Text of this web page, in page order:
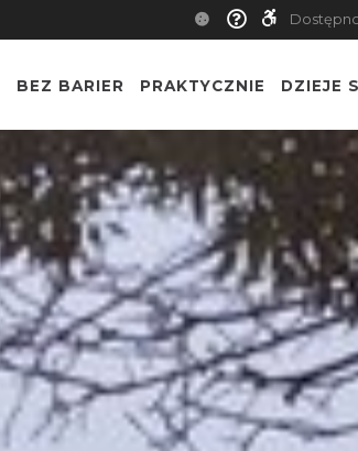
BEZ BARIER PRAKTYCZNIE DZIEJE